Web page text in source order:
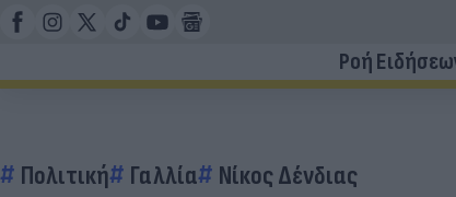
Ροή
Πολιτική Γαλλία Νίκος Δένδιας